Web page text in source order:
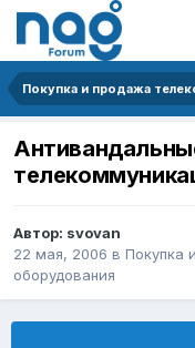
Автор: svovan
22 мая, 2006 в Покупка
оборудования